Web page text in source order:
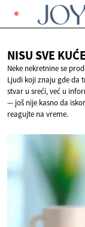
NISU SVE
Neke nekretnine se
Ljudi koji znaju gde da
stvar u sreći, već u
— još nije kasno da
reagujte na vreme.